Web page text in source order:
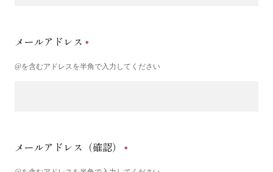
メールアドレス
@を含むアドレスを半角で入力してください
メールアドレス（確認）